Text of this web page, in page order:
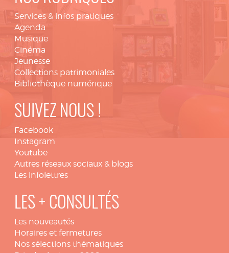
Services & infos pratiques
Agenda
Musique
Cinéma
Jeunesse
Collections patrimoniales
Bibliothèque numérique
SUIVEZ NOUS !
Facebook
Instagram
Youtube
Autres réseaux sociaux & blogs
Les infolettres
LES + CONSULTÉS
Les nouveautés
Horaires et fermetures
Nos sélections thématiques